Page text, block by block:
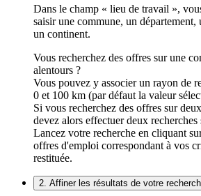
Dans le champ « lieu de travail »,
saisir une commune, un département,
un continent.
Vous recherchez des offres sur une
alentours ?
Vous pouvez y associer un rayon de
0 et 100 km (par défaut la valeur
Si vous recherchez des offres sur
devez alors effectuer deux recherches
Lancez votre recherche en cliquant
offres d'emploi correspondant à vos
restituée.
2. Affiner les résultats de votre